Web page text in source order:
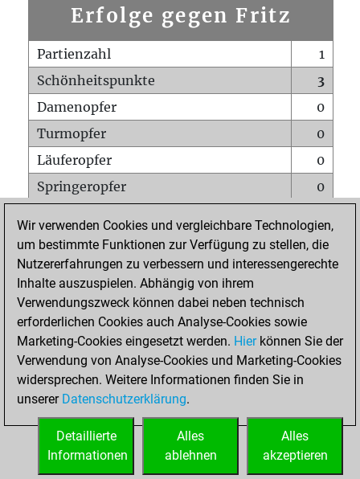
Erfolge gegen Fritz
Partienzahl
1
Schönheitspunkte
3
Damenopfer
0
Turmopfer
0
Läuferopfer
0
Springeropfer
0
Matt auf vollem Brett
0
Bauer setzt Matt
0
Erstickte Matts
Unterverwandlungen
Türme auf der siebten
0
STARTSEITE
Wir verwenden Cookies und vergleichbare Technologien,
um bestimmte Funktionen zur Verfügung zu stellen, die
Nutzererfahrungen zu verbessern und interessengerechte
Inhalte auszuspielen. Abhängig von ihrem
Verwendungszweck können dabei neben technisch
erforderlichen Cookies auch Analyse-Cookies sowie
Marketing-Cookies eingesetzt werden. Hierkönnen Sie der
Verwendung von Analyse-Cookies und Marketing-Cookies
widersprechen. Weitere Informationen finden Sie in
unserer Datenschutzerklärung.
Alles
akzeptieren
Alles
ablehnen
Detaillierte
Informationen